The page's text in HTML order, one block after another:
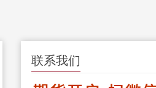
联系我们